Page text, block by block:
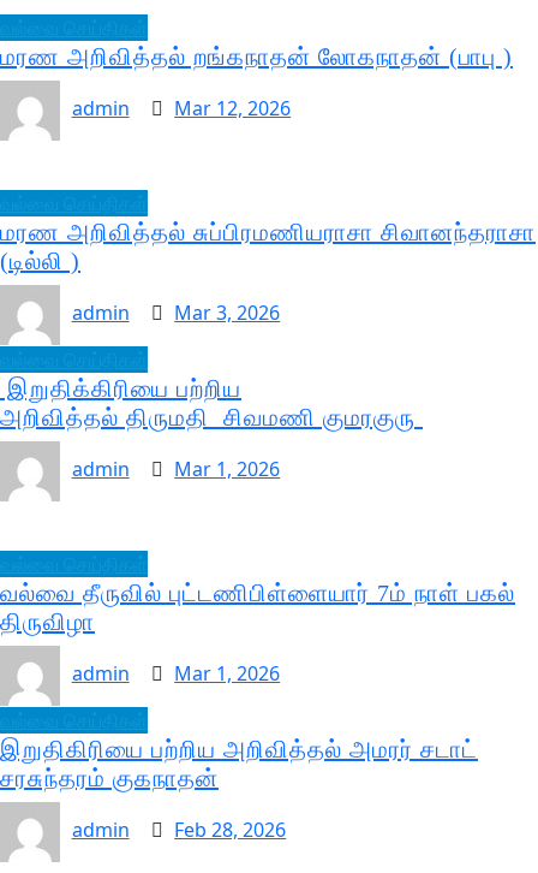
மரண அறிவித்தல் றங்கநாதன் லோகநாதன் (பாபு )
admin
Mar 12, 2026
மரண அறிவித்தல் சுப்பிரமணியராசா சிவானந்தராசா
(டில்லி )
admin
Mar 3, 2026
இறுதிக்கிரியை பற்றிய
அறிவித்தல் திருமதி சிவமணி குமரகுரு
admin
Mar 1, 2026
வல்வை தீருவில் புட்டணிபிள்ளையார் 7ம் நாள் பகல்
திருவிழா
admin
Mar 1, 2026
இறுதிகிரியை பற்றிய அறிவித்தல் அமரர் சடாட்
சரசுந்தரம் குகநாதன்
admin
Feb 28, 2026